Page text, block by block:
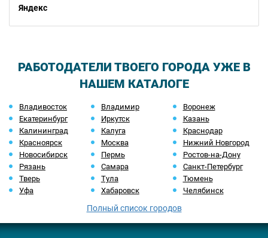
Яндекс
РАБОТОДАТЕЛИ ТВОЕГО ГОРОДА УЖЕ В
НАШЕМ КАТАЛОГЕ
Владивосток Владимир
Воронеж
Екатеринбург
Иркутск
Казань
Калининград
Калуга
Краснодар
Красноярск
Москва
Нижний Новгород
Новосибирск
Пермь
Ростов-на-Дону
Рязань
Самара
Санкт-Петербург
Тверь
Тула
Тюмень
Уфа
Хабаровск Челябинск
Полный список городов